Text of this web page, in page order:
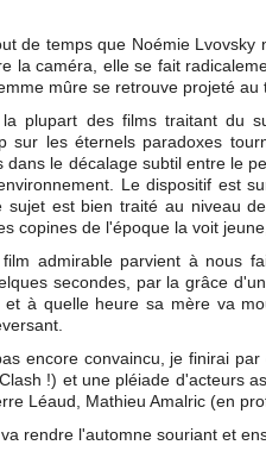
de temps que Noémie Lvovsky
la caméra, elle se fait
mûre se retrouve projeté au
plupart des films traitant du
sur les éternels paradoxes
dans le décalage subtil entre le
Le dispositif est
sujet est bien traité au niveau
copines de l'époque la voit
admirable parvient à nous
secondes, par la grâce
à quelle heure sa mère va
encore convaincu, je finirai
!) et une pléiade d'acteurs
Léaud, Mathieu Amalric (en
va rendre l'automne souriant et